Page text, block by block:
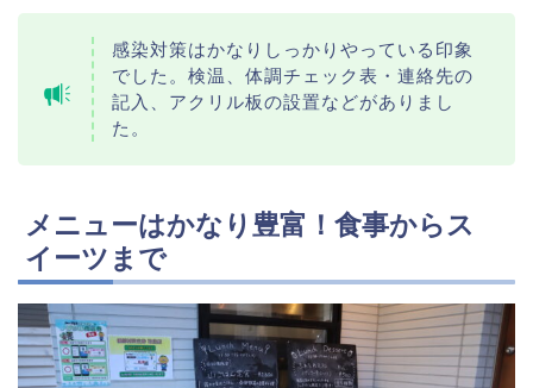
感染対策はかなりしっかりやっている印象
でした。検温、体調チェック表・連絡先の
記入、アクリル板の設置などがありまし
た。
メニューはかなり豊富！食事からス
イーツまで